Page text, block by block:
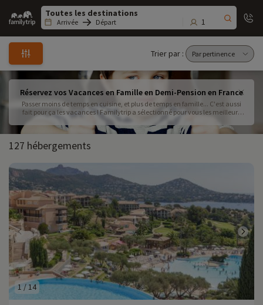
Family
trip
Arrivée Départ 1
Trier par :
Réservez vos Vacances en Famille en Demi-Pension en France
Passer moins de temps en cuisine, et plus de temps en famille... C'est aussi
fait pour ça les vacances ! Familytrip a sélectionné pour vous les meilleurs
hébergements proposant des formules en demi-pension : petit-déjeuners et
dîners sont préparés pour vous, et vous profitez de votre journée en famille
pour faire tout un tas d'activités ! Et pourquoi pas, rajouter une sortie dans un
127 hébergements
1 /14